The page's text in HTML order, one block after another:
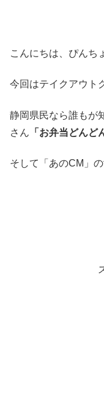
こんにちは、ぴんち
今回はテイクアウト
静岡県民なら誰もが
さん 「お弁当どんど
そして「あのCM」